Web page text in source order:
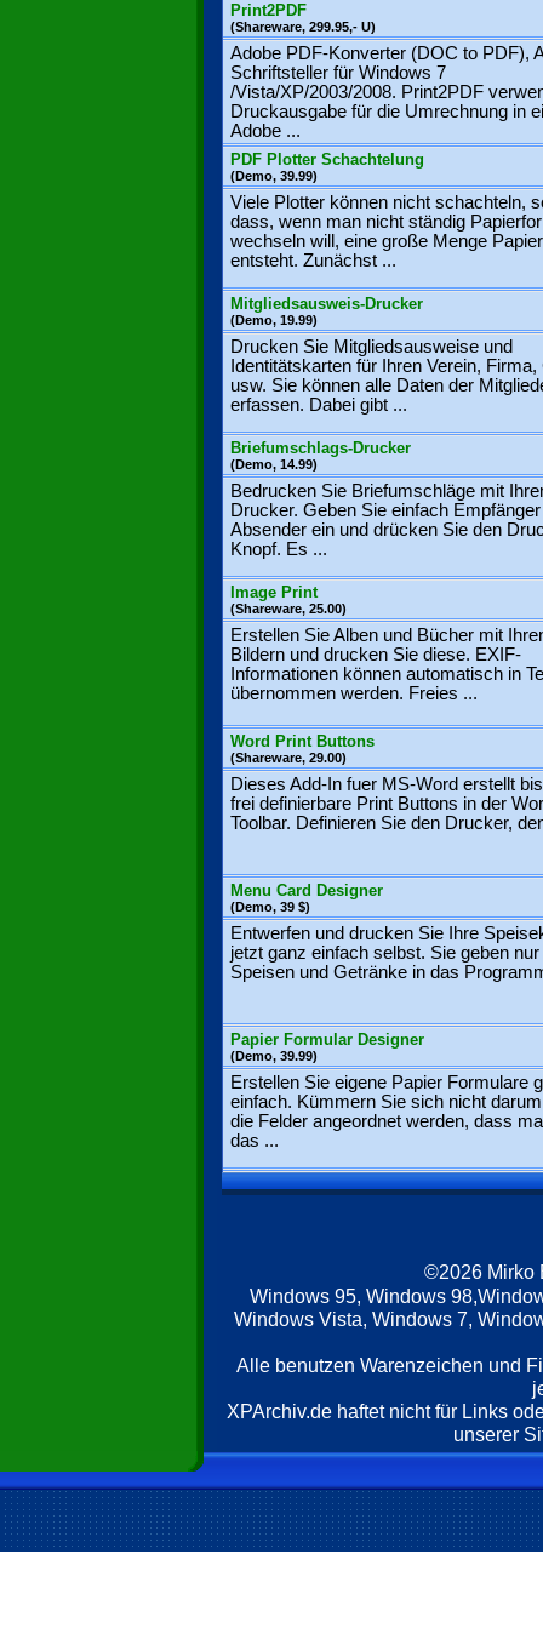
Print2PDF
(Shareware, 299.95,- U)
Adobe PDF-Konverter (DOC to PDF),
Schriftsteller für Windows 7
/Vista/XP/2003/2008. Print2PDF
Druckausgabe für die Umrechnung in
Adobe ...
PDF Plotter Schachtelung
(Demo, 39.99)
Viele Plotter können nicht schachteln,
dass, wenn man nicht ständig
wechseln will, eine große Menge
entsteht. Zunächst ...
Mitgliedsausweis-Drucker
(Demo, 19.99)
Drucken Sie Mitgliedsausweise und
Identitätskarten für Ihren Verein, Firma,
usw. Sie können alle Daten der
erfassen. Dabei gibt ...
Briefumschlags-Drucker
(Demo, 14.99)
Bedrucken Sie Briefumschläge mit
Drucker. Geben Sie einfach
Absender ein und drücken Sie den
Knopf. Es ...
Image Print
(Shareware, 25.00)
Erstellen Sie Alben und Bücher mit
Bildern und drucken Sie diese. EXIF-
Informationen können automatisch in
übernommen werden. Freies ...
Word Print Buttons
(Shareware, 29.00)
Dieses Add-In fuer MS-Word erstellt
frei definierbare Print Buttons in der
Toolbar. Definieren Sie den Drucker,
Menu Card Designer
(Demo, 39 $)
Entwerfen und drucken Sie Ihre
jetzt ganz einfach selbst. Sie geben nur
Speisen und Getränke in das
Papier Formular Designer
(Demo, 39.99)
Erstellen Sie eigene Papier Formulare
einfach. Kümmern Sie sich nicht
die Felder angeordnet werden, dass
das ...
©2026 Mirko
Windows 95, Windows
Windows Vista, Windows 7,
Alle benutzen Warenzeichen und
XPArchiv.de haftet nicht für Links
unserer